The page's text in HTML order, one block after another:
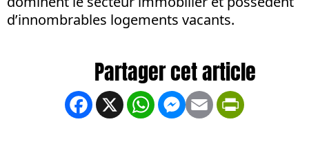
d’innombrables logements vacants.
Facebook
X WhatsApp
Messenger
Email